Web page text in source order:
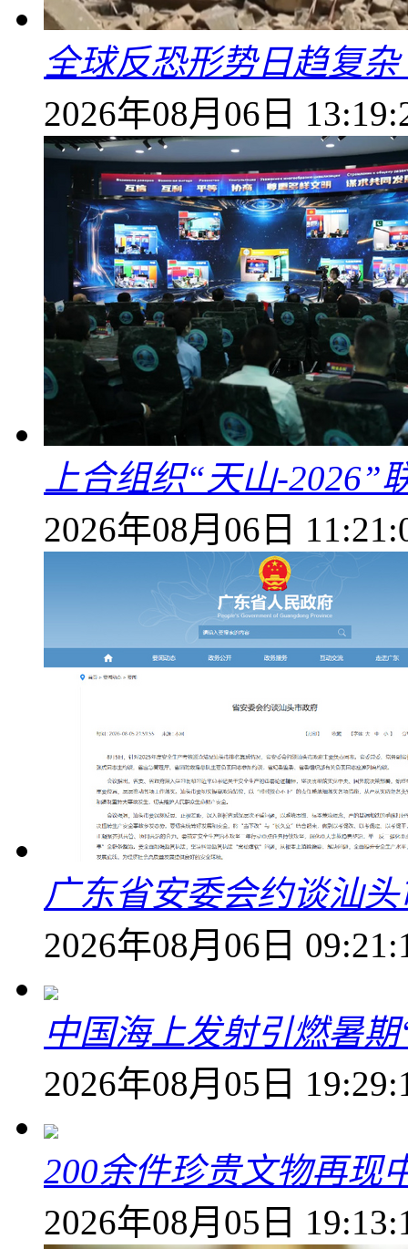
全球反恐形势日趋复
2026年08月06日
上合组织“天山-2026”
2026年08月06日
广东省安委会约谈汕
2026年08月06日
中国海上发射引燃暑
2026年08月05日
200余件珍贵文物再现
2026年08月05日